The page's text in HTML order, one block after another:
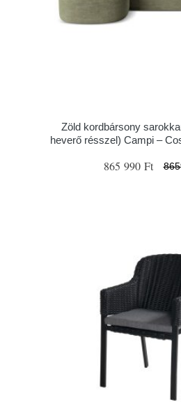
Zöld kordbársony
heverő résszel) Campi –
865 990 Ft